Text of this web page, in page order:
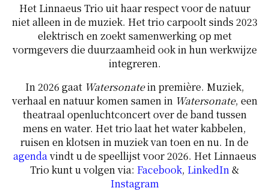
Het Linnaeus Trio uit haar respect voor de natuur
niet alleen in de muziek. Het trio carpoolt sinds 2023
elektrisch en zoekt samenwerking op met
vormgevers die duurzaamheid ook in hun werkwijze
integreren.
In 2026 gaat Watersonatein première. Muziek,
verhaal en natuur komen samen in Watersonate, een
theatraal openluchtconcert over de band tussen
mens en water. Het trio laat het water kabbelen,
ruisen en klotsen in muziek van toen en nu. In de
agendavindt u de speellijst voor 2026. Het Linnaeus
Trio kunt u volgen via: Facebook, LinkedIn&
Instagram